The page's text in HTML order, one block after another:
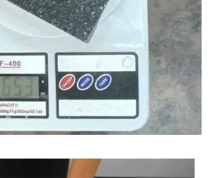
آلة حاسبة لوزن